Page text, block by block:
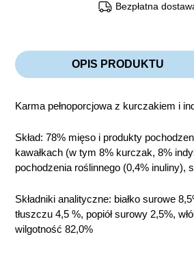
Bezpłatna
OPIS PRODUKTU
Karma pełnoporcjowa z kurczakiem i
Skład: 78% mięso i produkty
kawałkach (w tym 8% kurczak, 8%
pochodzenia roślinnego (0,4% inuliny),
Składniki analityczne: białko surowe
tłuszczu 4,5 %, popiół surowy 2,5%,
wilgotność 82,0%